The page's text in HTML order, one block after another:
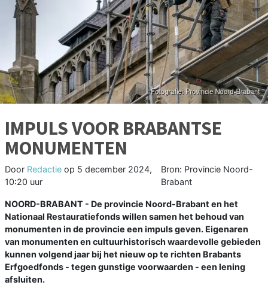
IMPULS VOOR BRABANTSE
MONUMENTEN
Door Redactie op 5 december 2024,
10:20 uur
Bron: Provincie Noord-
Brabant
NOORD-BRABANT - De provincie Noord-Brabant en het
Nationaal Restauratiefonds willen samen het behoud van
monumenten in de provincie een impuls geven. Eigenaren
van monumenten en cultuurhistorisch waardevolle gebieden
kunnen volgend jaar bij het nieuw op te richten Brabants
Erfgoedfonds - tegen gunstige voorwaarden - een lening
afsluiten.